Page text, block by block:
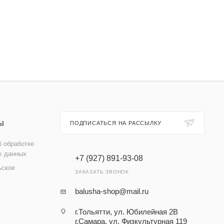
обработке
данных
ПОДПИСАТЬСЯ НА РАССЫЛКУ
+7 (927) 891-93-08
ЗАКАЗАТЬ ЗВОНОК
balusha-shop@mail.ru
г.Тольятти, ул. Юбилейная 2В
г.Самара, ул. Физкультурная 119